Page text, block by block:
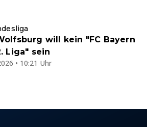
will kein "FC Bayern
Liga" sein
• 10:21 Uhr